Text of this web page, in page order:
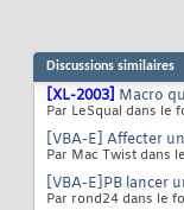
Discussions similaires
[XL-2003] Macro
Par LeSqual dans le
[VBA-E] Affecter
Par Mac Twist dans
[VBA-E]PB lancer
Par rond24 dans le